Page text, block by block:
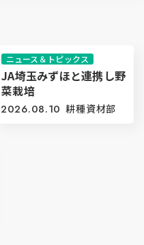
ニュース＆トピックス
JA埼玉みずほと連携し野
菜栽培
2026.08.10 耕種資材部